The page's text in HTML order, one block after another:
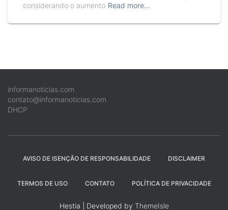
considerando o aumento Read more…
informanoticias.com
contato@informanoticias.com
DHCP
AVISO DE ISENÇÃO DE RESPONSABILIDADE DISCLAIMER
TERMOS DE USO CONTATO POLÍTICA DE PRIVACIDADE
Hestia | Developed by ThemeIsle